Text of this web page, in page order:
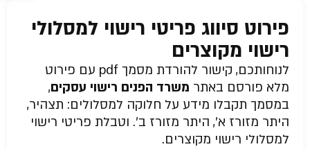
פירוט סיווג פריטי רישוי למסלולי
רישוי מקוצרים
לנוחותכם, קישור להורדת מסמך pdf עם פירוט
מלא פורסם באתר משרד הפנים רישוי עסקים,
במסמך תקבלו מידע על חלוקה למסלולים: תצהיר,
היתר מזורז א’, היתר מזורז ב’. וטבלת פריטי רישוי
למסלולי רישוי מקוצרים.